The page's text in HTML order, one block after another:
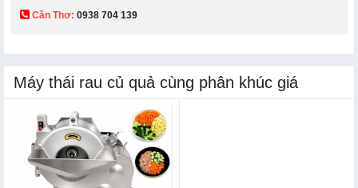
Cần Thơ: 0938 704 139​
Máy thái rau củ quả cùng phân khúc giá